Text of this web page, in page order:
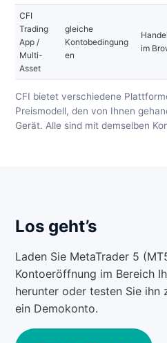
CFI
Trading
App /
Multi-
Asset
gleiche
Kontobedingung
en
im
CFI bietet verschiedene
Preismodell, den von Ihnen
Gerät. Alle sind mit demselben
Los geht’s
Laden Sie MetaTrader 5
Kontoeröffnung im Bereich
herunter oder testen Sie ihn
ein Demokonto.